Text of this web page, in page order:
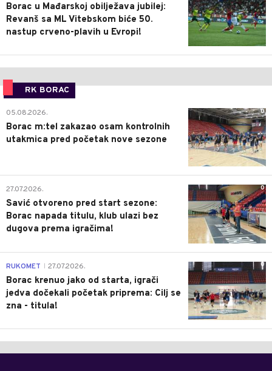
Borac u Mađarskoj obilježava jubilej:
Revanš sa ML Vitebskom biće 50.
nastup crveno-plavih u Evropi!
RK BORAC
0
05.08.2026.
Borac m:tel zakazao osam kontrolnih
utakmica pred početak nove sezone
0
27.07.2026.
Savić otvoreno pred start sezone:
Borac napada titulu, klub ulazi bez
dugova prema igračima!
0
RUKOMET 27.07.2026.
Borac krenuo jako od starta, igrači
jedva dočekali početak priprema: Cilj se
zna - titula!